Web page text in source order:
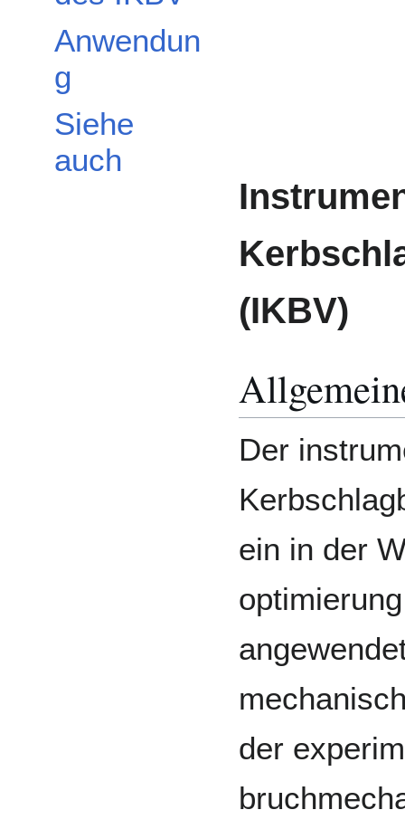
Anwendun
g
Siehe
auch
(IKBV)
Der
ein in der
der